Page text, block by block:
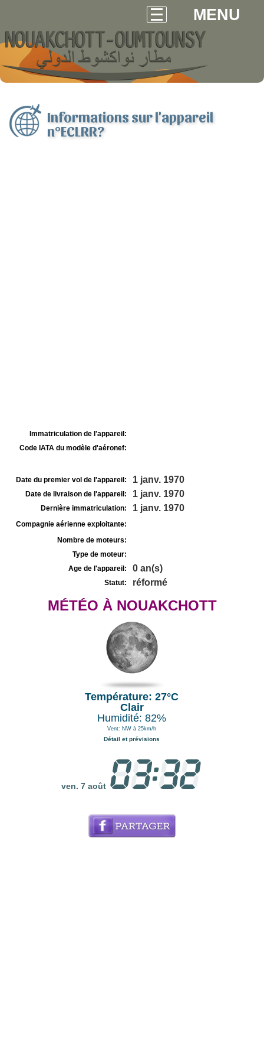
MENU
Informations sur l'appareil
n°ECLRR?
Immatriculation de l'appareil:
Code IATA du modèle d'aéronef:
Date du premier vol de l'appareil: 1 janv. 1970
Date de livraison de l'appareil: 1 janv. 1970
Dernière immatriculation: 1 janv. 1970
Compagnie aérienne exploitante:
Nombre de moteurs:
Type de moteur:
Age de l'appareil:
0 an(s)
Statut: réformé
MÉTÉO À NOUAKCHOTT
Température: 27°C
Clair
Humidité: 82%
Vent: NW à 25km/h
Détail et prévisions
ven. 7 août